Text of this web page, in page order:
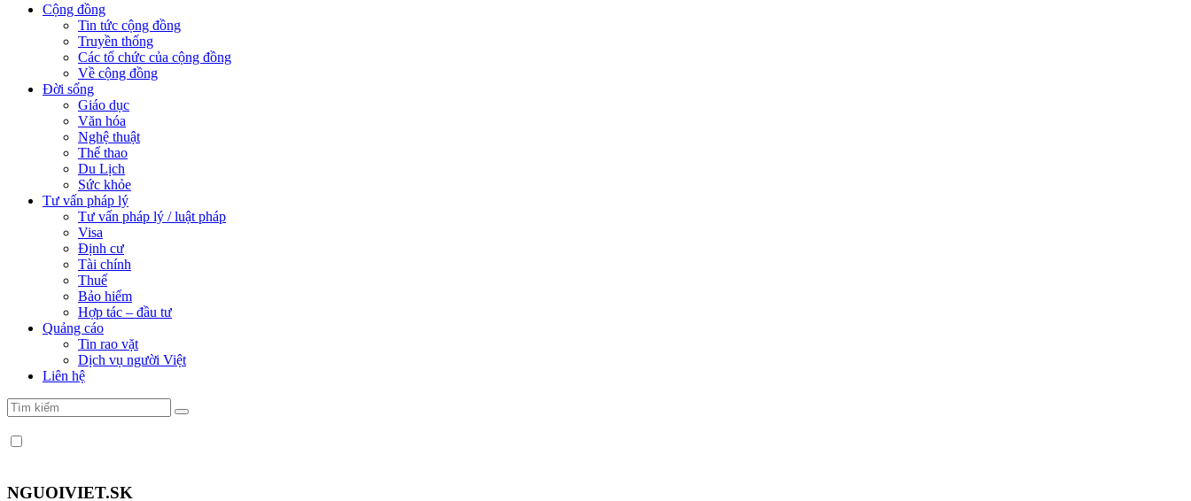
Cộng đồng
Tin tức cộng đồng
Truyền thống
Các tổ chức của cộng đồng
Về cộng đồng
Đời sống
Giáo dục
Văn hóa
Nghệ thuật
Thể thao
Du Lịch
Sức khỏe
Tư vấn pháp lý
Tư vấn pháp lý / luật pháp
Visa
Định cư
Tài chính
Thuế
Bảo hiểm
Hợp tác – đầu tư
Quảng cáo
Tin rao vặt
Dịch vụ người Việt
Liên hệ
NGUOIVIET.SK